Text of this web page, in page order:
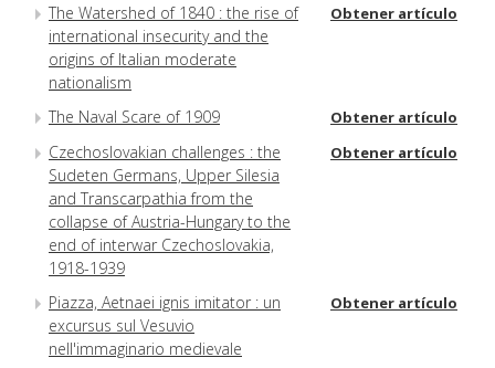
The Watershed of 1840 : the rise of
international insecurity and the
origins of Italian moderate
nationalism
Obtener artículo
The Naval Scare of 1909 Obtener artículo
Czechoslovakian challenges : the
Sudeten Germans, Upper Silesia
and Transcarpathia from the
collapse of Austria-Hungary to the
end of interwar Czechoslovakia,
1918-1939
Obtener artículo
Piazza, Aetnaei ignis imitator : un
excursus sul Vesuvio
nell'immaginario medievale
Obtener artículo